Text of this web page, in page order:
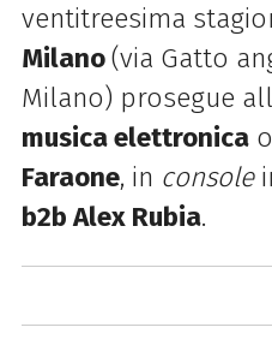
ventitreesima
Milano(via Gatto
Milano) prosegue
musica elettronica
Faraone, in console
b2b Alex Rubia.